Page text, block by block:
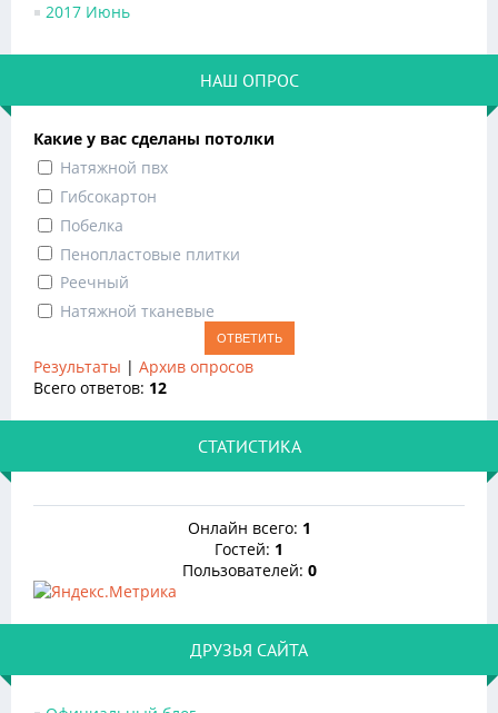
2017 Июнь
НАШ ОПРОС
Какие у вас сделаны потолки
Натяжной пвх
Гибсокартон
Побелка
Пенопластовые плитки
Реечный
Натяжной тканевые
Результаты | Архив опросов
Всего ответов: 12
СТАТИСТИКА
Онлайн всего: 1
Гостей: 1
Пользователей: 0
ДРУЗЬЯ САЙТА